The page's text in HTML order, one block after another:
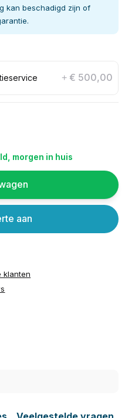
kan beschadigd zijn of
+ € 500,00
morgen in huis
aan
klanten